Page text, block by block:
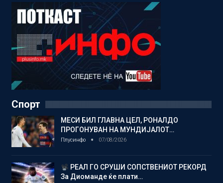
Спорт
МЕСИ БИЛ ГЛАВНА ЦЕЛ, РОНАЛДО
ПРОГОНУВАН НА МУНДИЈАЛОТ…
Плусинфо 07/08/2026
РЕАЛ ГО СРУШИ СОПСТВЕНИОТ РЕКОРД
За Диоманде ќе плати…